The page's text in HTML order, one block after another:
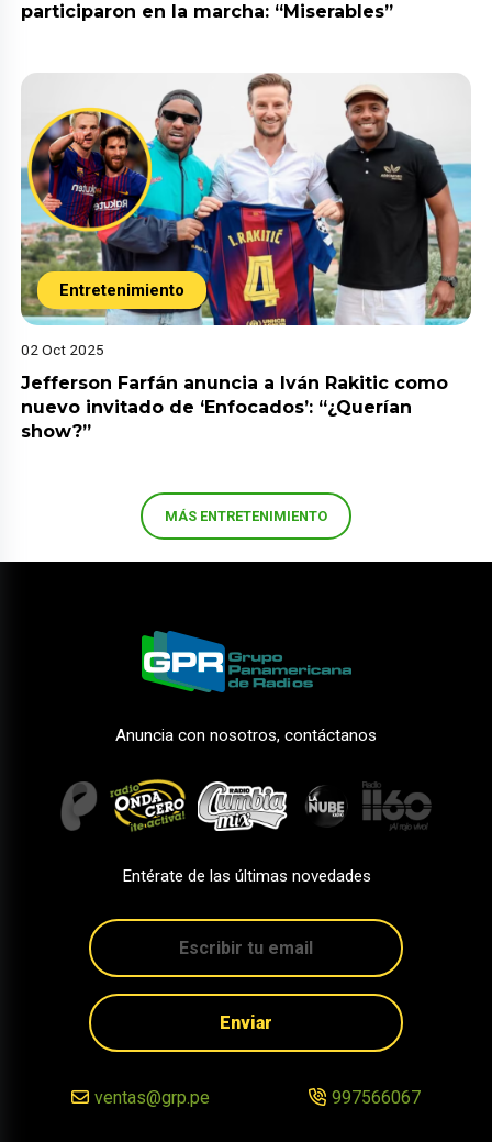
participaron en la marcha: “Miserables”
Entretenimiento
02 Oct 2025
Jefferson Farfán anuncia a Iván Rakitic como
nuevo invitado de ‘Enfocados’: “¿Querían
show?”
MÁS ENTRETENIMIENTO
Anuncia con nosotros, contáctanos
Entérate de las últimas novedades
Enviar
ventas@grp.pe 997566067